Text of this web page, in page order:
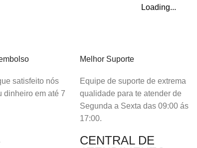
Loading...
satisfeito nós
dinheiro em até 7
Melhor Suporte
Equipe de suporte de extrema
qualidade para te atender de
Segunda a Sexta das 09:00 ás
17:00.
CENTRAL DE